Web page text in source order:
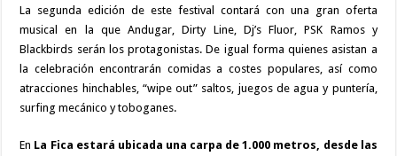
La segunda edición de este festival contará con una gran oferta
musical en la que Andugar, Dirty Line, Dj’s Fluor, PSK Ramos y
Blackbirds serán los protagonistas. De igual forma quienes asistan a
la celebración encontrarán comidas a costes populares, así como
atracciones hinchables, “wipe out” saltos, juegos de agua y puntería,
surfing mecánico y toboganes.
En La Fica estará ubicada una carpa de 1.000 metros, desde las